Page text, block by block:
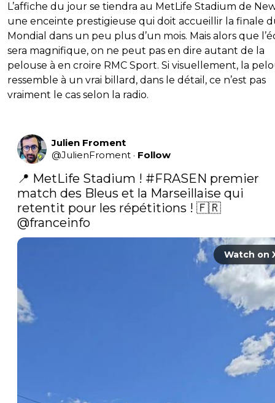
L’affiche du jour se tiendra au MetLife Stadium de
une enceinte prestigieuse qui doit accueillir la finale
Mondial dans un peu plus d’un mois. Mais alors que
sera magnifique, on ne peut pas en dire autant de la
pelouse à en croire RMC Sport. Si visuellement, la
ressemble à un vrai billard, dans le détail, ce n’est pas
vraiment le cas selon la radio.
Julien Froment
@JulienFroment · Follow
📍 MetLife Stadium ! #FRASEN premier
match des Bleus et la Marseillaise qui
@franceinfo
Watch on